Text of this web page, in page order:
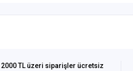
2000 TL üzeri siparişler ücretsiz